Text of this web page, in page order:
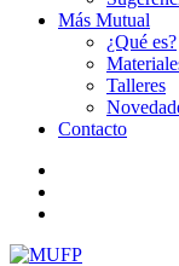
Más Mutual
¿Qué es?
Talleres
Contacto